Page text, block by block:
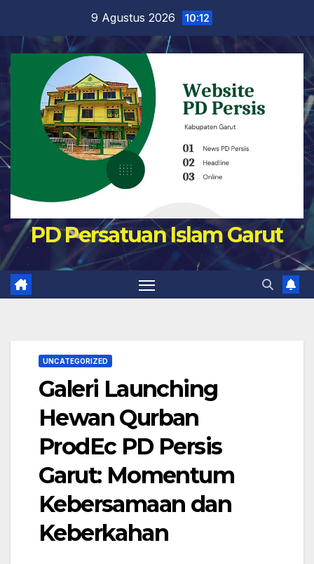
content
9 Agustus 2026 10:12
PD Persatuan Islam Garut
UNCATEGORIZED
Galeri Launching
Hewan Qurban
ProdEc PD Persis
Garut: Momentum
Kebersamaan dan
Keberkahan